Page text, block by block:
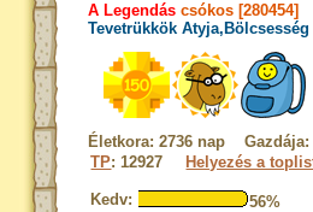
A Legendás csókos [280454]
Tevetrükkök
Életkora: 2736 nap Gazdája:
TP: 12927 Helyezés a
Kedv:
56%